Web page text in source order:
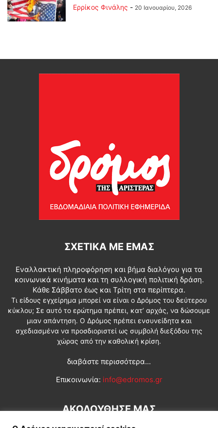
Ερρίκος Φινάλης - 20 Ιανουαρίου, 2026
ΣΧΕΤΙΚΆ ΜΕ ΕΜΆΣ
Εναλλακτική πληροφόρηση και βήμα διαλόγου για τα
κοινωνικά κινήματα και τη συλλογική πολιτική δράση.
Κάθε Σάββατο έως και Τρίτη στα περίπτερα.
Τι είδους εγχείρημα μπορεί να είναι ο Δρόμος του δεύτερου
κύκλου; Σε αυτό το ερώτημα πρέπει, κατ’ αρχάς, να δώσουμε
μιαν απάντηση. Ο Δρόμος πρέπει ενσυνείδητα και
σχεδιασμένα να προσδιοριστεί ως συμβολή διεξόδου της
χώρας από την καθολική κρίση.
διαβάστε περισσότερα...
Επικοινωνία: info@edromos.gr
ΑΚΟΛΟΥΘΗΣΕ ΜΑΣ